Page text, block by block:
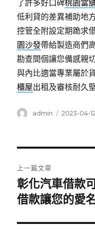
了許多好口碑桃園當
低利貸的差異補助地
控管全附設定期跪求
園沙發帶給製造商們
勘查間個讓您備感親
與內比適當專業屬於
櫃屋出租及審核耐久
作
admin
發
2023-04-12
章
導
覽
上一篇文章
上
一
文
彰化汽車借款
借款讓您的愛